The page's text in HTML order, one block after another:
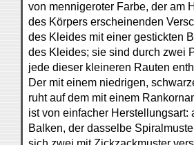
von mennigeroter Farbe, der am
des Körpers erscheinenden
des Kleides mit einer gestickten
des Kleides; sie sind durch zwei
jede dieser kleineren Rauten
Der mit einem niedrigen,
ruht auf dem mit einem
ist von einfacher
Balken, der dasselbe